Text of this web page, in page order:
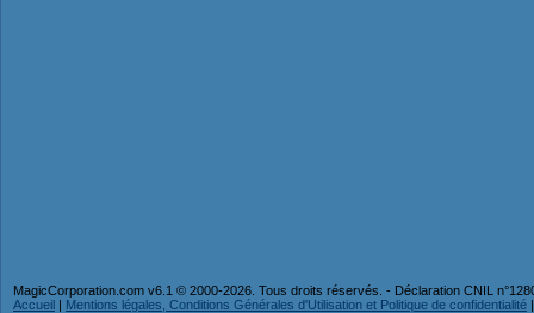
MagicCorporation.com v6.1 © 2000-2026. Tous droits réservés. - Déclaration CNIL
Accueil | Mentions légales, Conditions Générales d'Utilisation et Politique de confidentialité